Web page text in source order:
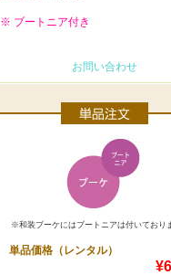
※ ブートニア付き
お問い合わせ
※和装ブーケにはブートニアは付いており
単品価格（レンタル）